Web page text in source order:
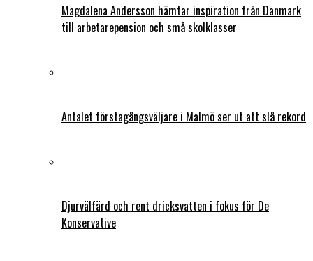
Magdalena Andersson hämtar inspiration från Danmark
till arbetarepension och små skolklasser
Antalet förstagångsväljare i Malmö ser ut att slå rekord
Djurvälfärd och rent dricksvatten i fokus för De
Konservative